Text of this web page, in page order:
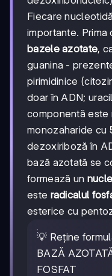
Fiecare
importante.
bazele azotate,
guanina -
pirimidinice
doar în ADN;
componentă
monozaharide cu
dezoxiriboză în
bază azotată se
formează un
este radicalul
esterice cu
💡 Reține
BAZĂ
FOSFAT